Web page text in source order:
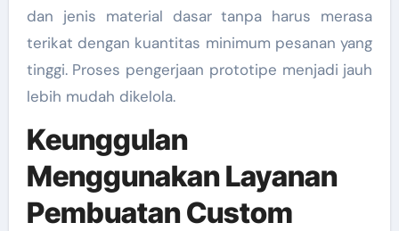
dan jenis material dasar tanpa harus merasa
terikat dengan kuantitas minimum pesanan yang
tinggi. Proses pengerjaan prototipe menjadi jauh
lebih mudah dikelola.
Keunggulan
Menggunakan Layanan
Pembuatan Custom